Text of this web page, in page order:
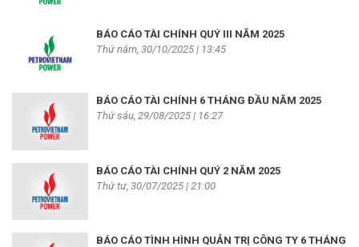
BÁO CÁO TÀI CHÍNH QUÝ III NĂM 2025
Thứ năm, 30/10/2025 | 13:45
BÁO CÁO TÀI CHÍNH 6 THÁNG ĐẦU NĂM 2025
Thứ sáu, 29/08/2025 | 16:27
BÁO CÁO TÀI CHÍNH QUÝ 2 NĂM 2025
Thứ tư, 30/07/2025 | 21:00
BÁO CÁO TÌNH HÌNH QUẢN TRỊ CÔNG TY 6 THÁNG